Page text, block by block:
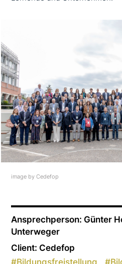
image by Cedefop
Ansprechperson: Günter
Unterweger
Client: Cedefop
#Bildungsfreistellung #